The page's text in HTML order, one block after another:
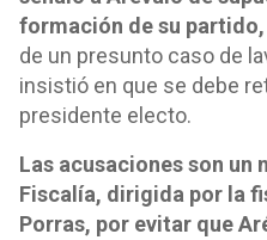
formación de su
de un presunto caso de
insistió en que se debe
presidente electo.
Las acusaciones son un
Fiscalía, dirigida por la
Porras, por evitar que